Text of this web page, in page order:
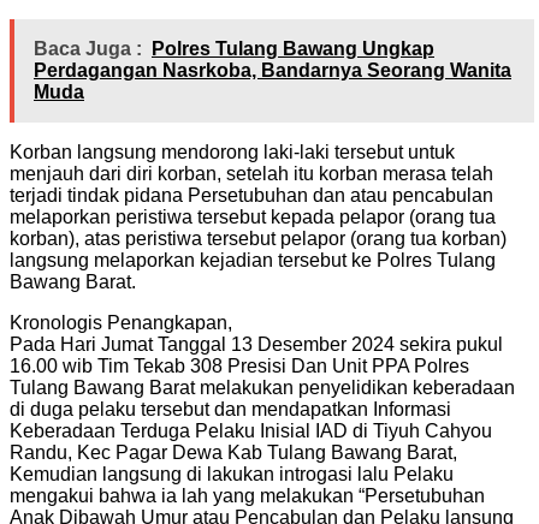
Baca Juga :
Polres Tulang Bawang Ungkap
Perdagangan Nasrkoba, Bandarnya Seorang Wanita
Muda
Korban langsung mendorong laki-laki tersebut untuk
menjauh dari diri korban, setelah itu korban merasa telah
terjadi tindak pidana Persetubuhan dan atau pencabulan
melaporkan peristiwa tersebut kepada pelapor (orang tua
korban), atas peristiwa tersebut pelapor (orang tua korban)
langsung melaporkan kejadian tersebut ke Polres Tulang
Bawang Barat.
Kronologis Penangkapan,
Pada Hari Jumat Tanggal 13 Desember 2024 sekira pukul
16.00 wib Tim Tekab 308 Presisi Dan Unit PPA Polres
Tulang Bawang Barat melakukan penyelidikan keberadaan
di duga pelaku tersebut dan mendapatkan Informasi
Keberadaan Terduga Pelaku Inisial IAD di Tiyuh Cahyou
Randu, Kec Pagar Dewa Kab Tulang Bawang Barat,
Kemudian langsung di lakukan introgasi lalu Pelaku
mengakui bahwa ia lah yang melakukan “Persetubuhan
Anak Dibawah Umur atau Pencabulan dan Pelaku lansung